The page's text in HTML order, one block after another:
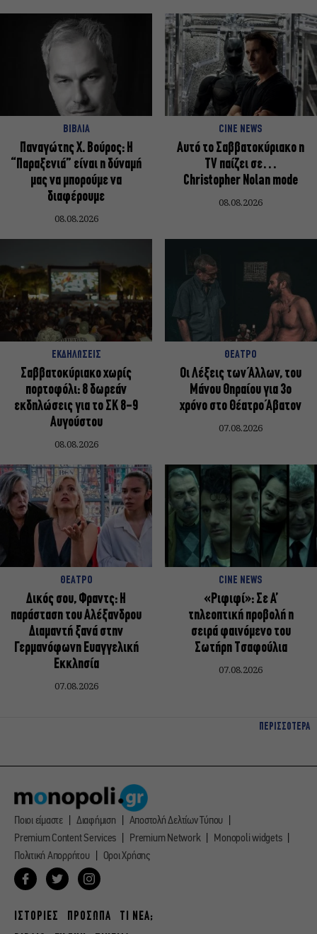
ΒΙΒΛΙΑ
Παναγώτης Χ. Βούρος: Η
“Παραξενιά” είναι η δύναμή
μας να μπορούμε να
διαφέρουμε
08.08.2026
CINE NEWS
Αυτό το Σαββατοκύριακο η
TV παίζει σε…
Christopher Nolan mode
08.08.2026
ΕΚΔΗΛΩΣΕΙΣ
Σαββατοκύριακο χωρίς
πορτοφόλι: 8 δωρεάν
εκδηλώσεις για το ΣΚ 8-9
Αυγούστου
08.08.2026
ΘΕΑΤΡΟ
Οι Λέξεις των Άλλων, του
Μάνου Θηραίου για 3ο
χρόνο στο Θέατρο Άβατον
07.08.2026
ΘΕΑΤΡΟ
Δικός σου, Φραντς: Η
παράσταση του Αλέξανδρου
Διαμαντή ξανά στην
Γερμανόφωνη Ευαγγελική
Εκκλησία
07.08.2026
CINE NEWS
«Ριφιφί»: Σε Α’
τηλεοπτική προβολή η
σειρά φαινόμενο του
Σωτήρη Τσαφούλια
07.08.2026
ΠΕΡΙΣΣΟΤΕΡΑ
Ποιοι είμαστε Διαφήμιση
Αποστολή Δελτίων Τύπου
Premium Content Services
Premium Network
Monopoli widgets
Πολιτική Απορρήτου
Οροι Χρήσης
ΙΣΤΟΡΙΕΣ ΠΡΟΣΩΠΑ
ΤΙ ΝΕΑ;